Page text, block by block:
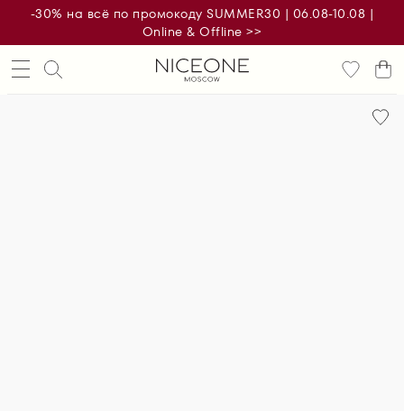
-30% на всё по промокоду SUMMER30 | 06.08-10.08 |
Online & Offline >>